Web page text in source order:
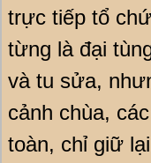
trực tiếp tổ
từng là đại
và tu sửa,
cảnh chùa,
toàn, chỉ giữ